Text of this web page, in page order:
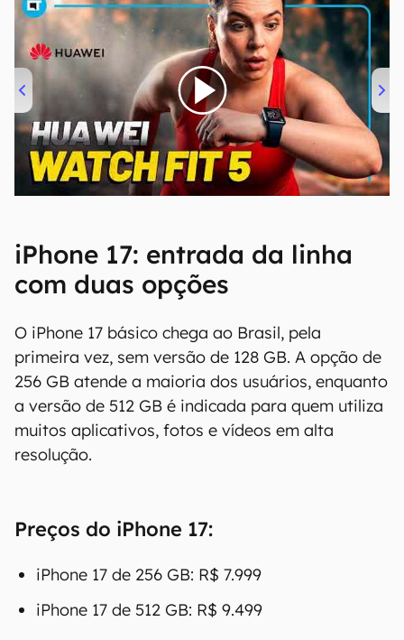
00:00/04:51
iPhone 17: entrada da linha
com duas opções
O iPhone 17 básico chega ao Brasil, pela
primeira vez, sem versão de 128 GB. A opção de
256 GB atende a maioria dos usuários, enquanto
a versão de 512 GB é indicada para quem utiliza
muitos aplicativos, fotos e vídeos em alta
resolução.
Preços do iPhone 17:
iPhone 17 de 256 GB: R$ 7.999
iPhone 17 de 512 GB: R$ 9.499